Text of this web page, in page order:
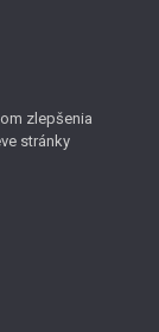
zlepšenia
stránky